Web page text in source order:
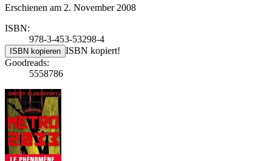
Erschienen am 2. November 2008
ISBN:
978-3-453-53298-4
ISBN kopieren ISBN kopiert!
Goodreads:
5558786